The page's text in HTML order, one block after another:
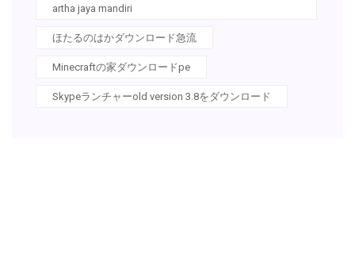
artha jaya mandiri
ほたるのはかダウンロード急流
Minecraftの家ダウンロードpe
Skypeランチャーold version 3.8をダウンロード